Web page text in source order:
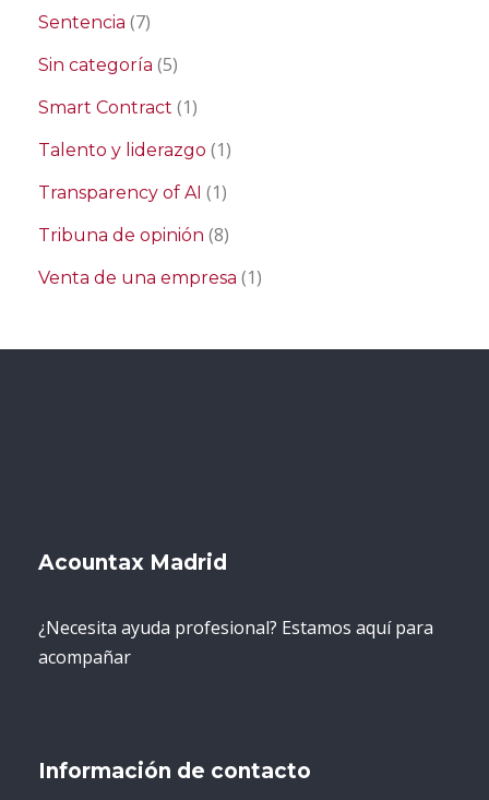
Sentencia (7)
Sin categoría (5)
Smart Contract (1)
Talento y liderazgo (1)
Transparency of AI (1)
Tribuna de opinión (8)
Venta de una empresa (1)
Acountax Madrid
¿Necesita ayuda profesional? Estamos aquí para
acompañar
Información de contacto